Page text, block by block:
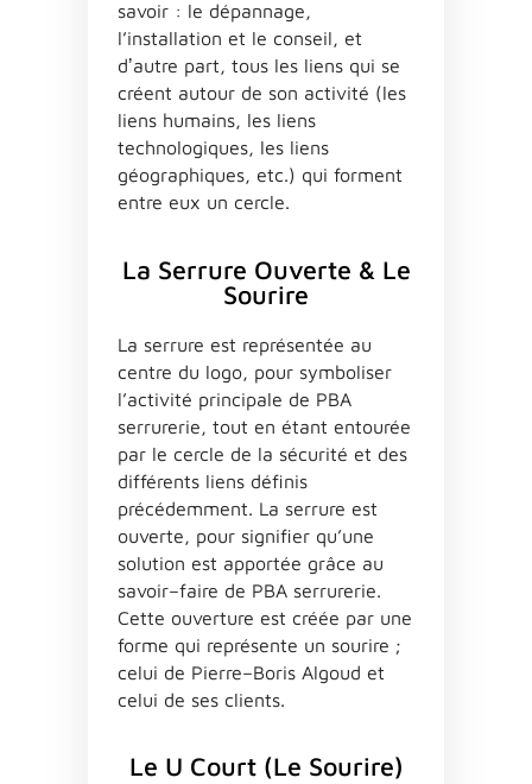
savoir : le dépannage,
l’installation et le conseil, et
dʼautre part, tous les liens qui se
créent autour de son activité (les
liens humains, les liens
technologiques, les liens
géographiques, etc.) qui forment
entre eux un cercle.
La Serrure Ouverte & Le
Sourire
La serrure est représentée au
centre du logo, pour symboliser
l’activité principale de PBA
serrurerie, tout en étant entourée
par le cercle de la sécurité et des
différents liens définis
précédemment. La serrure est
ouverte, pour signifier qu’une
solution est apportée grâce au
savoir–faire de PBA serrurerie.
Cette ouverture est créée par une
forme qui représente un sourire ;
celui de Pierre–Boris Algoud et
celui de ses clients.
Le U Court (Le Sourire)